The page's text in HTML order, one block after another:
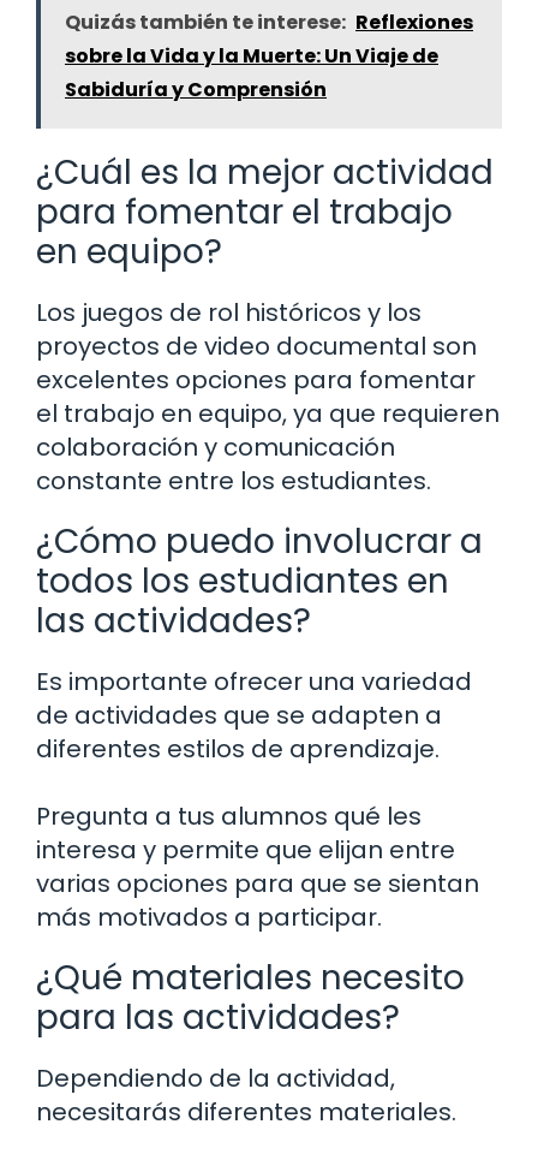
Quizás también te interese: Reflexiones
sobre la Vida y la Muerte: Un Viaje de
Sabiduría y Comprensión
¿Cuál es la mejor actividad
para fomentar el trabajo
en equipo?
Los juegos de rol históricos y los
proyectos de video documental son
excelentes opciones para fomentar
el trabajo en equipo, ya que requieren
colaboración y comunicación
constante entre los estudiantes.
¿Cómo puedo involucrar a
todos los estudiantes en
las actividades?
Es importante ofrecer una variedad
de actividades que se adapten a
diferentes estilos de aprendizaje.
Pregunta a tus alumnos qué les
interesa y permite que elijan entre
varias opciones para que se sientan
más motivados a participar.
¿Qué materiales necesito
para las actividades?
Dependiendo de la actividad,
necesitarás diferentes materiales.